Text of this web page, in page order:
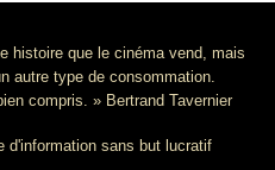
histoire que le cinéma vend, mais
autre type de consommation.
compris. » Bertrand Tavernier
d'information sans but lucratif